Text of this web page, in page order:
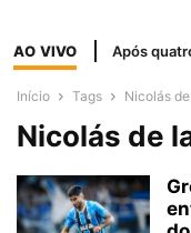
AO VIVO
Início Tags Nicolás
Nicolás de